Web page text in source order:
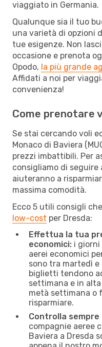
viaggiato in Germania.
Qualunque sia il tuo
una varietà di opzioni
tue esigenze. Non
occasione e prenota
Opodo, la più grande
Affidati a noi per
convenienza!
Come prenotare
Se stai cercando voli
Monaco di Baviera
prezzi imbattibili. Per
consigliamo di seguire
aiuteranno a
massima comodità.
Ecco 5 utili consigli
low-cost per Dresda:
Effettua la tua
economici: i
aerei economici
sono tra martedì
biglietti tendono
settimana e in
metà settimana o
risparmiare.
Controlla
compagnie aeree
Baviera a Dresda